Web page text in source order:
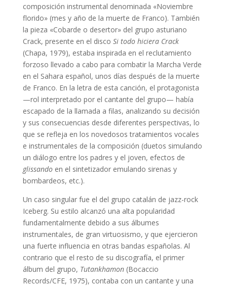
composición instrumental denominada «Noviembre
florido» (mes y año de la muerte de Franco). También
la pieza «Cobarde o desertor» del grupo asturiano
Crack, presente en el disco Si todo hiciera Crack
(Chapa, 1979), estaba inspirada en el reclutamiento
forzoso llevado a cabo para combatir la Marcha Verde
en el Sahara español, unos días después de la muerte
de Franco. En la letra de esta canción, el protagonista
—rol interpretado por el cantante del grupo— había
escapado de la llamada a filas, analizando su decisión
y sus consecuencias desde diferentes perspectivas, lo
que se refleja en los novedosos tratamientos vocales
e instrumentales de la composición (duetos simulando
un diálogo entre los padres y el joven, efectos de
glissandoen el sintetizador emulando sirenas y
bombardeos, etc.).
Un caso singular fue el del grupo catalán de jazz-rock
Iceberg. Su estilo alcanzó una alta popularidad
fundamentalmente debido a sus álbumes
instrumentales, de gran virtuosismo, y que ejercieron
una fuerte influencia en otras bandas españolas. Al
contrario que el resto de su discografía, el primer
álbum del grupo, Tutankhamon(Bocaccio
Records/CFE, 1975), contaba con un cantante y una